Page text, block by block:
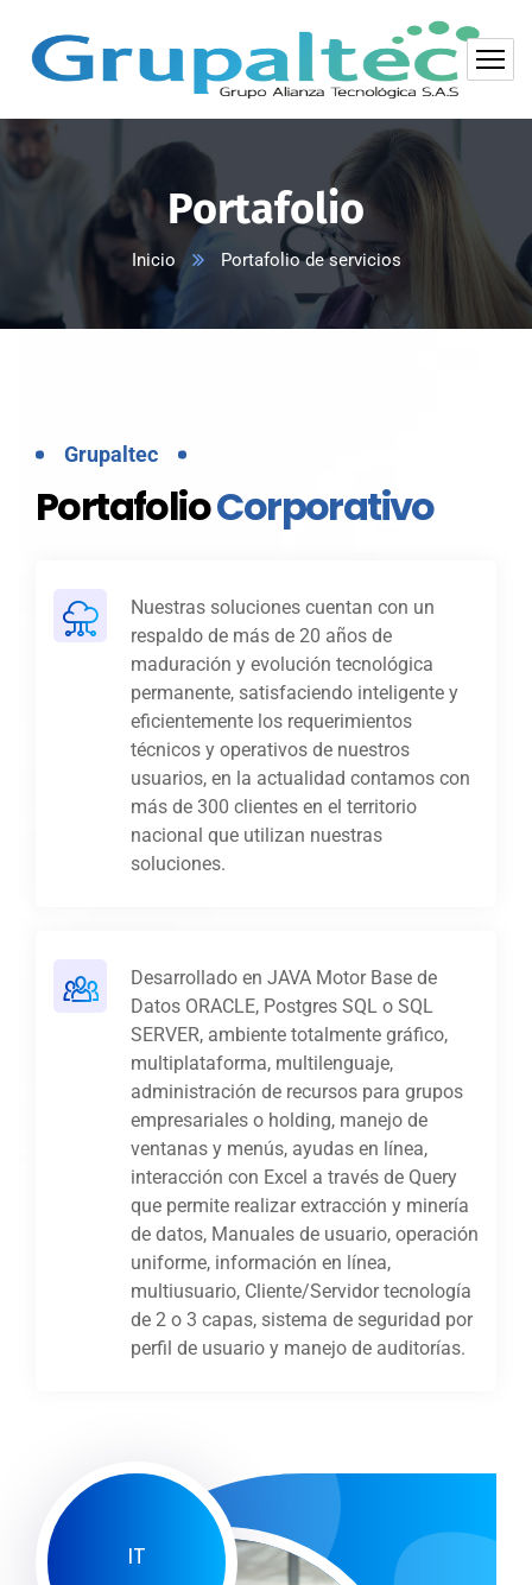
Portafolio
Inicio Portafolio de servicios
Grupaltec
PortafolioCorporativo
Nuestras soluciones cuentan con un
respaldo de más de 20 años de
maduración y evolución tecnológica
permanente, satisfaciendo inteligente y
eficientemente los requerimientos
técnicos y operativos de nuestros
usuarios, en la actualidad contamos con
más de 300 clientes en el territorio
nacional que utilizan nuestras
soluciones.
Desarrollado en JAVA Motor Base de
Datos ORACLE, Postgres SQL o SQL
SERVER, ambiente totalmente gráfico,
multiplataforma, multilenguaje,
administración de recursos para grupos
empresariales o holding, manejo de
ventanas y menús, ayudas en línea,
interacción con Excel a través de Query
que permite realizar extracción y minería
de datos, Manuales de usuario, operación
uniforme, información en línea,
multiusuario, Cliente/Servidor tecnología
de 2 o 3 capas, sistema de seguridad por
perfil de usuario y manejo de auditorías.
IT